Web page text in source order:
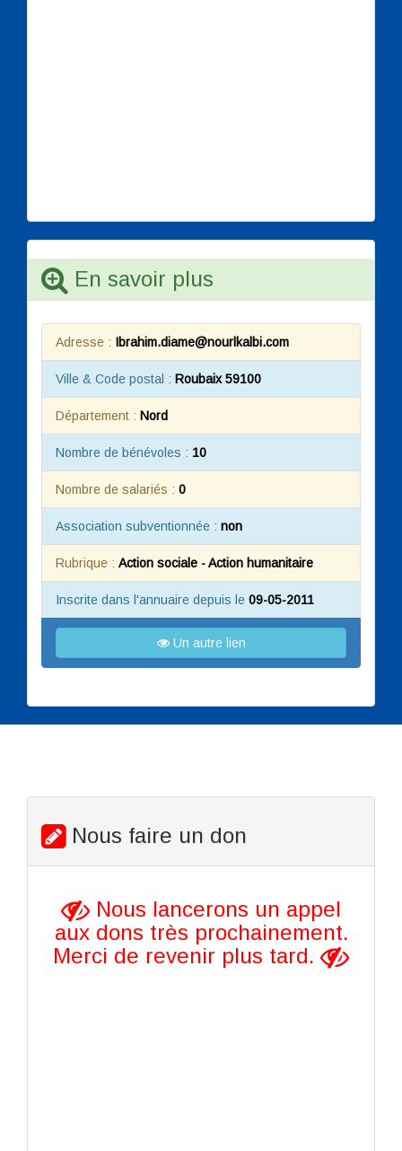
En savoir plus
Adresse : Ibrahim.diame@nourlkalbi.com
Ville & Code postal : Roubaix 59100
Département : Nord
Nombre de bénévoles : 10
Nombre de salariés : 0
Association subventionnée : non
Rubrique : Action sociale - Action humanitaire
Inscrite dans l'annuaire depuis le 09-05-2011
Un autre lien
Nous faire un don
Nous lancerons un appel
aux dons très prochainement.
Merci de revenir plus tard.